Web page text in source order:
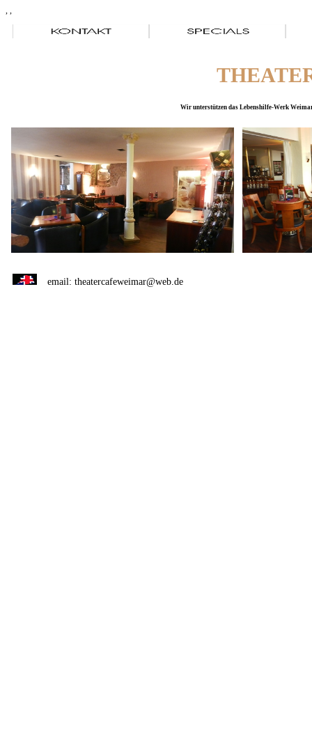
, ,
Wir unterstützen das Lebenshilfe-Werk Weimar/
email: theatercafeweimar@web.de